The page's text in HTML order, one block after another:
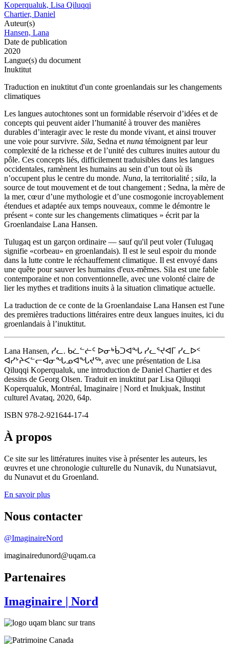
Koperqualuk, Lisa Qiluqqi
Chartier, Daniel
Auteur(s)
Hansen, Lana
Date de publication
2020
Langue(s) du document
Inuktitut
Traduction en inuktitut d'un conte groenlandais sur les changements
climatiques
Les langues autochtones sont un formidable réservoir d’idées et de
concepts qui peuvent aider l’humanité à trouver des manières
durables d’interagir avec le reste du monde vivant, et ainsi trouver
une voie pour survivre. Sila, Sedna et nuna témoignent par leur
complexité de la richesse et de l’unité des cultures inuites autour du
pôle. Ces concepts liés, difficilement traduisibles dans les langues
occidentales, ramènent les humains au sein d’un tout où ils
n’occupent plus le centre du monde. Nuna, la territorialité ; sila, la
source de tout mouvement et de tout changement ; Sedna, la mère de
la mer, cœur d’une mythologie et d’une cosmogonie incroyablement
étendues et adaptée aux temps nouveaux, comme le démontre le
présent « conte sur les changements climatiques » écrit par la
Groenlandaise Lana Hansen.
Tulugaq est un garçon ordinaire — sauf qu'il peut voler (Tulugaq
signifie «corbeau» en groenlandais). Il est le seul espoir du monde
dans la lutte contre le réchauffement climatique. Il est envoyé dans
une quête pour sauver les humains d'eux-mêmes. Sila est une fable
contemporaine et non conventionnelle, avec une volonté claire de
lier les mythes et traditions inuits à la situation climatique actuelle.
La traduction de ce conte de la Groenlandaise Lana Hansen est l'une
des premières traductions littéraires entre deux langues inuites, ici du
groenlandais à l’inuktitut.
Lana Hansen, ᓯᓚ. ᑲᓛᓪᓖᑦ ᐅᓂᒃᑳᑐᐊᖓ ᓯᓚᕐᔪᐊᒥ ᓯᓚᐅᑉ
ᐊᓯᔾᔨᐸᓪᓕᐊᓂᖓᓄᐊᖓᔪᖅ, avec une présentation de Lisa
Qiluqqi Koperqualuk, une introduction de Daniel Chartier et des
dessins de Georg Olsen. Traduit en inuktitut par Lisa Qiluqqi
Koperqualuk, Montréal, Imaginaire | Nord et Inukjuak, Institut
culturel Avataq, 2020, 64p.
ISBN 978-2-921644-17-4
À propos
Ce site sur les littératures inuites vise à présenter les auteurs, les
œuvres et une chronologie culturelle du Nunavik, du Nunatsiavut,
du Nunavut et du Groenland.
En savoir plus
Nous contacter
@ImaginaireNord
imaginairedunord@uqam.ca
Partenaires
Imaginaire | Nord